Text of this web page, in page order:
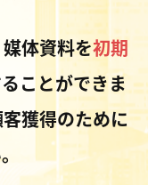
体資料を初期
ことができま
獲得のために